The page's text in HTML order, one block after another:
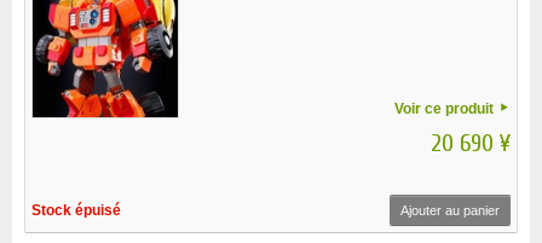
Voir ce produit
20 690 ¥
Stock épuisé Ajouter au panier